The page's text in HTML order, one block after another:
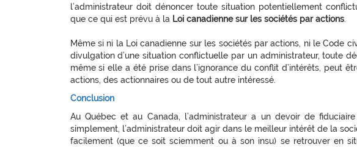
l’administrateur doit dénoncer toute situation potentiellement
que ce qui est prévu à la Loi canadienne sur les sociétés par actions.
Même si ni la Loi canadienne sur les sociétés par actions, ni le Code
divulgation d’une situation conflictuelle par un administrateur, toute
même si elle a été prise dans l’ignorance du conflit d’intérêts, peut
actions, des actionnaires ou de tout autre intéressé.
Conclusion
Au Québec et au Canada, l’administrateur a un devoir de
simplement, l’administrateur doit agir dans le meilleur intérêt de la
facilement (que ce soit sciemment ou à son insu) se retrouver en